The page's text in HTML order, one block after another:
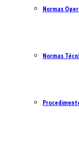
Normas
Normas